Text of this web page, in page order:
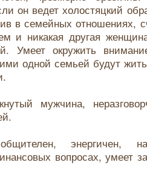
он ведет холостяцкий
в семейных отношениях,
и никакая другая
Умеет окружить
одной семьей будут
мужчина,
энергичен,
вопросах, умеет